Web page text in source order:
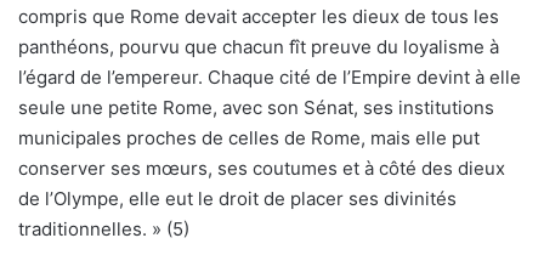
compris que Rome devait accepter les dieux de tous les
panthéons, pourvu que chacun fît preuve du loyalisme à
l’égard de l’empereur. Chaque cité de l’Empire devint à elle
seule une petite Rome, avec son Sénat, ses institutions
municipales proches de celles de Rome, mais elle put
conserver ses mœurs, ses coutumes et à côté des dieux
de l’Olympe, elle eut le droit de placer ses divinités
traditionnelles. » (5)